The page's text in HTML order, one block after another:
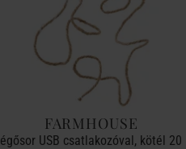
FARMHOUSE
égősor USB csatlakozóval, kötél 20